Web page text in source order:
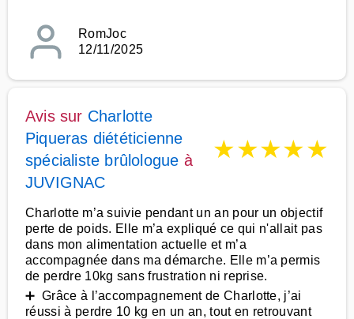
RomJoc
12/11/2025
Avis sur Charlotte
Piqueras diététicienne
spécialiste brûlologue à
JUVIGNAC
★★★★★
Charlotte m’a suivie pendant un an pour un objectif
perte de poids. Elle m’a expliqué ce qui n'allait pas
dans mon alimentation actuelle et m’a
accompagnée dans ma démarche. Elle m’a permis
de perdre 10kg sans frustration ni reprise.
➕ Grâce à l’accompagnement de Charlotte, j’ai
réussi à perdre 10 kg en un an, tout en retrouvant